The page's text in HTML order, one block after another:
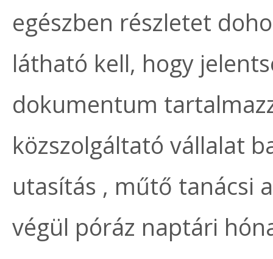
egészben részletet
látható kell, hogy
dokumentum
közszolgáltató vállalat
utasítás , műtő tanácsi
végül póráz naptári